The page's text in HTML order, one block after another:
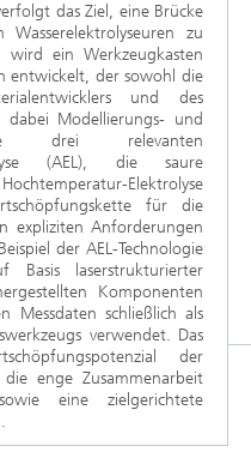
das Ziel, eine Brücke
zu
ein Werkzeugkasten
entwickelt, der sowohl die
und des
dabei Modellierungs- und
drei relevanten
(AEL), die saure
Elektrolyse
für die
expliziten Anforderungen
der AEL-Technologie
Basis laserstrukturierter
Komponenten
schließlich als
verwendet. Das
der
enge Zusammenarbeit
eine zielgerichtete